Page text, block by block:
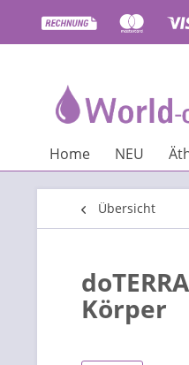
Home NEU
Übersicht
Körper